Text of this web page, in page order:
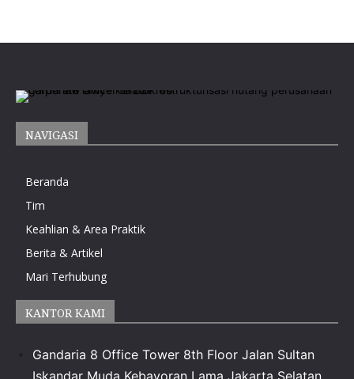
NAVIGASI
Beranda
Tim
Keahlian & Area Praktik
Berita & Artikel
Mari Terhubung
KANTOR KAMI
Gandaria 8 Office Tower 8th Floor Jalan Sultan
Iskandar Muda Kebayoran Lama Jakarta Selatan